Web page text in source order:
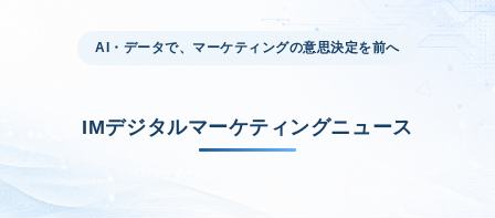
AI・データで、マーケティングの意思決定を前へ
IMデジタルマーケティングニュース